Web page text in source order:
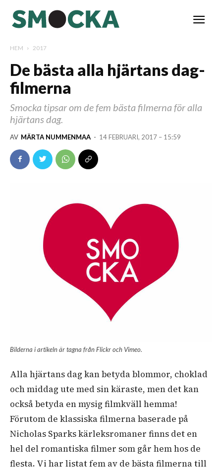
HEM 2017
De bästa alla hjärtans dag-
filmerna
Smocka tipsar om de fem bästa filmerna för alla
hjärtans dag.
AV MÄRTA NUMMENMAA - 14 FEBRUARI, 2017 – 15:59
Bilderna i artikeln är tagna från Flickr och Vimeo.
Alla hjärtans dag kan betyda blommor, choklad
och middag ute med sin käraste, men det kan
också betyda en mysig filmkväll hemma!
Förutom de klassiska filmerna baserade på
Nicholas Sparks kärleksromaner finns det en
hel del romantiska filmer som går hem hos de
flesta. Vi har listat fem av de bästa filmerna till